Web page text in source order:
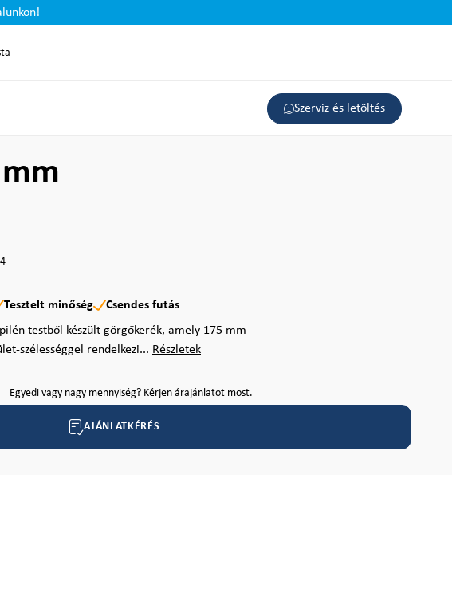
Szerviz és letöltés
Tesztelt minőség
Csendes futás
testből készült görgőkerék, amely 175 mm
szélességgel rendelkezi... Részletek
Egyedi vagy nagy mennyiség? Kérjen árajánlatot most.
AJÁNLATKÉRÉS